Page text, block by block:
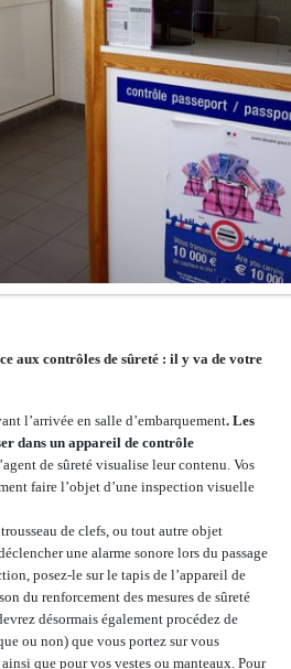
aux contrôles de sûreté : il y va de votre
l’arrivée en salle d’embarquement. Les
dans un appareil de contrôle
de sûreté visualise leur contenu. Vos
faire l’objet d’une inspection visuelle
de clefs, ou tout autre objet
une alarme sonore lors du passage
posez-le sur le tapis de l’appareil de
du renforcement des mesures de sûreté
désormais également procédez de
ou non) que vous portez sur vous
que pour vos vestes ou manteaux. Pour